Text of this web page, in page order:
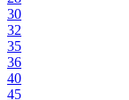
30
32
35
36
40
45